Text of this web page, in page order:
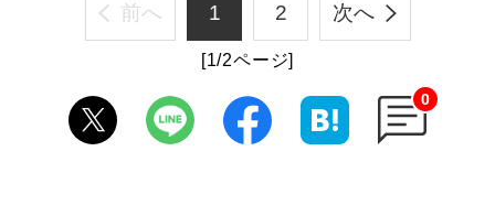
前へ 1 2 次へ
[1/2ページ]
0